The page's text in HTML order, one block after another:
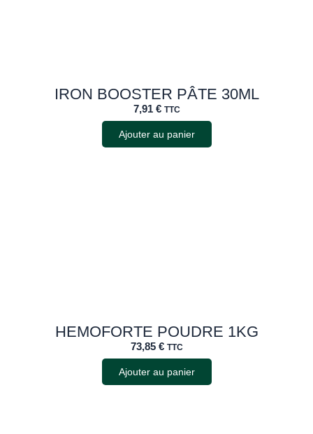
IRON BOOSTER PÂTE 30ML
7,91 € TTC
Ajouter au panier
HEMOFORTE POUDRE 1KG
73,85 € TTC
Ajouter au panier